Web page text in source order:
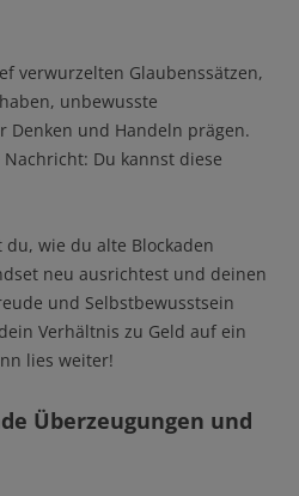
verwurzelten Glaubenssätzen,
unbewusste
Denken und Handeln prägen.
Du kannst diese
wie du alte Blockaden
neu ausrichtest und deinen
und Selbstbewusstsein
Verhältnis zu Geld auf ein
lies weiter!
Überzeugungen und